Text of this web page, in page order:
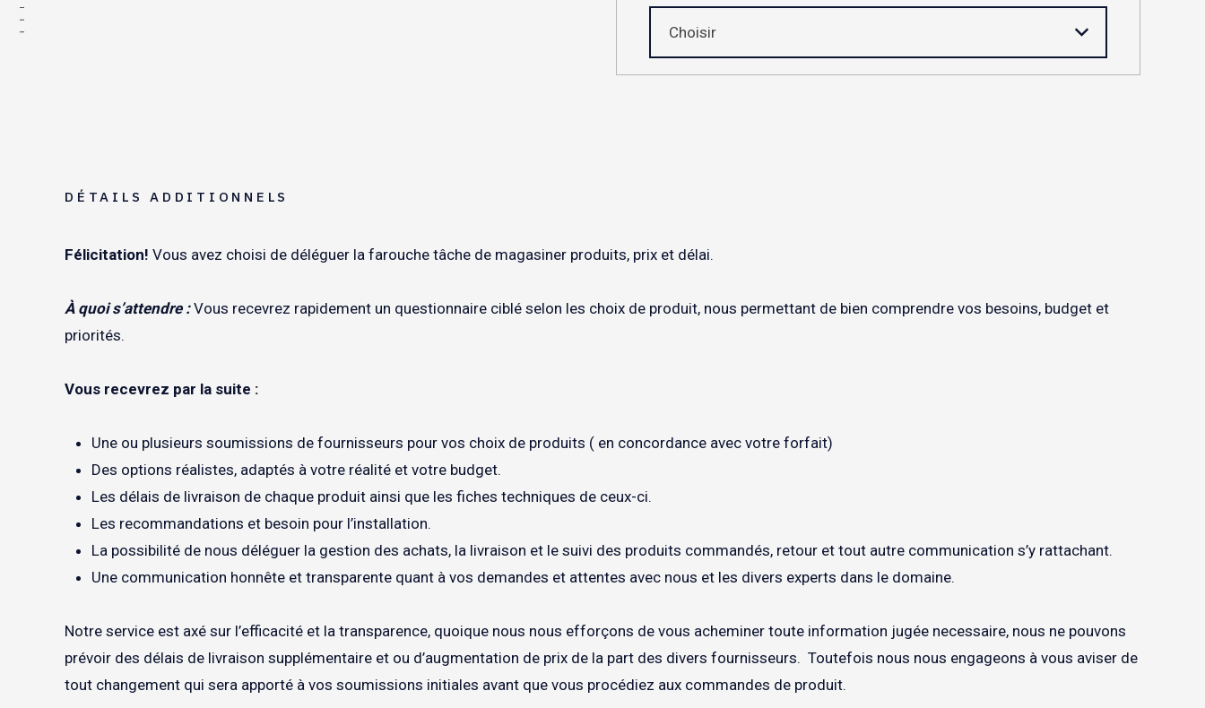
Choisir
DÉTAILS ADDITIONNELS
Félicitation! Vous avez choisi de déléguer la farouche tâche de magasiner produits, prix et délai.
À quoi s’attendre :Vous recevrez rapidement un questionnaire ciblé selon les choix de produit, nous permettant de bien comprendre vos besoins, budget et
priorités.
Vous recevrez par la suite :
Une ou plusieurs soumissions de fournisseurs pour vos choix de produits ( en concordance avec votre forfait)
Des options réalistes, adaptés à votre réalité et votre budget.
Les délais de livraison de chaque produit ainsi que les fiches techniques de ceux-ci.
Les recommandations et besoin pour l’installation.
La possibilité de nous déléguer la gestion des achats, la livraison et le suivi des produits commandés, retour et tout autre communication s’y rattachant.
Une communication honnête et transparente quant à vos demandes et attentes avec nous et les divers experts dans le domaine.
Notre service est axé sur l’efficacité et la transparence, quoique nous nous efforçons de vous acheminer toute information jugée necessaire, nous ne pouvons
prévoir des délais de livraison supplémentaire et ou d’augmentation de prix de la part des divers fournisseurs. Toutefois nous nous engageons à vous aviser de
tout changement qui sera apporté à vos soumissions initiales avant que vous procédiez aux commandes de produit.